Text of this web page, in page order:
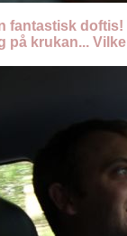
fantastisk doftis!
på krukan...